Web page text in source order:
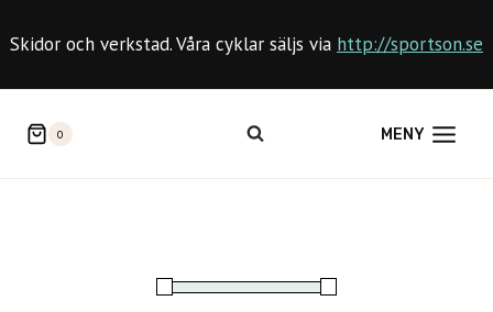
toSkidor och verkstad. Våra cyklar säljs via http://sportson.se
0 MENY